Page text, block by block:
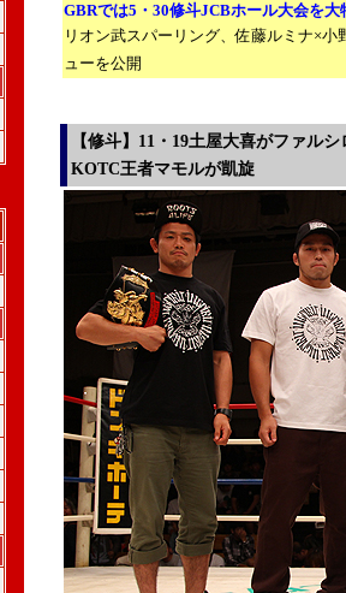
GBRでは5・30修斗JCBホール大会を大
リオン武スパーリング、佐藤ルミナ×
ューを公開
【修斗】11・19土屋大喜がファル
KOTC王者マモルが凱旋